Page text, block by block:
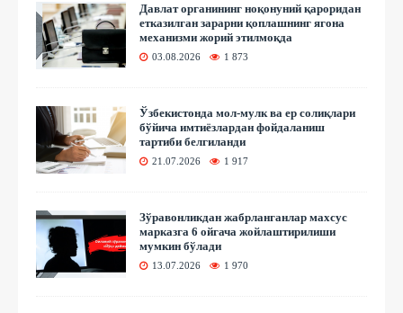
Давлат органининг ноқонуний қароридан
етказилган зарарни қоплашнинг ягона
механизми жорий этилмоқда
03.08.2026 1 873
Ўзбекистонда мол-мулк ва ер солиқлари
бўйича имтиёзлардан фойдаланиш
тартиби белгиланди
21.07.2026 1 917
Зўравонликдан жабрланганлар махсус
марказга 6 ойгача жойлаштирилиши
мумкин бўлади
13.07.2026 1 970